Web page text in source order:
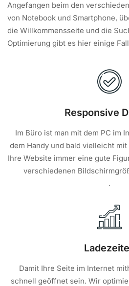
Angefangen beim den
von Notebook und Smartphone,
die Willkommensseite und die
Optimierung gibt es hier einige
Responsive
Im Büro ist man mit dem PC im
dem Handy und bald vielleicht
Ihre Website immer eine gute
verschiedenen
.
Damit Ihre Seite im Internet
schnell geöffnet sein. Wir